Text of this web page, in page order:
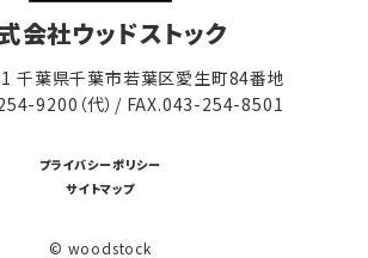
会社ウッドストック
千葉県千葉市若葉区愛生町84番地
9200（代） / FAX.043-254-8501
プライバシーポリシー
サイトマップ
©︎ woodstock